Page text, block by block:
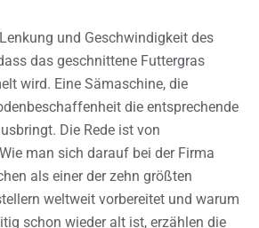
und Geschwindigkeit des
das geschnittene Futtergras
wird. Eine Sämaschine, die
die entsprechende
Die Rede ist von
man sich darauf bei der Firma
als einer der zehn größten
weltweit vorbereitet und warum
schon wieder alt ist, erzählen die